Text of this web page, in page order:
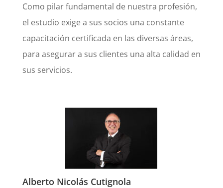
Como pilar fundamental de nuestra profesión,
el estudio exige a sus socios una constante
capacitación certificada en las diversas áreas,
para asegurar a sus clientes una alta calidad en
sus servicios.
Alberto Nicolás Cutignola